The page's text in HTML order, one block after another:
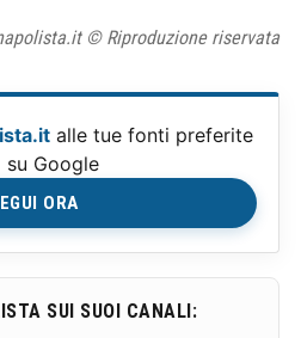
© Riproduzione riservata
alle tue fonti preferite
su Google
ORA
SUI SUOI CANALI: